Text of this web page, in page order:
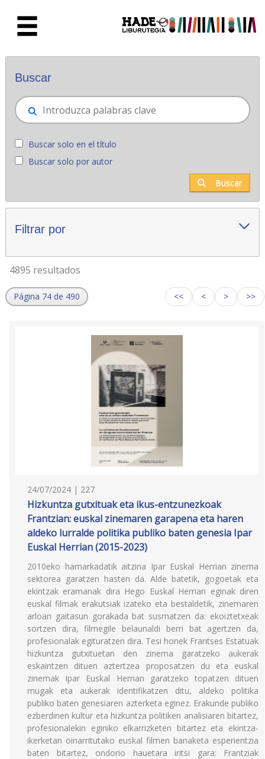
Novedades - Liburutegia
Buscar
Buscar solo en el título
Buscar solo por autor
Buscar
Filtrar por
4895 resultados
Página 74 de 490 << < > >>
24/07/2024 | 227
Hizkuntza gutxituak eta ikus-entzunezkoak
Frantzian: euskal zinemaren garapena eta haren
aldeko lurralde politika publiko baten genesia Ipar
Euskal Herrian (2015-2023)
2010eko hamarkadatik aitzina Ipar Euskal Herrian zinema
sektorea garatzen hasten da. Alde batetik, gogoetak eta
ekintzak eramanak dira Hego Euskal Herrian eginak diren
euskal filmak erakutsiak izateko eta bestaldetik, zinemaren
arloan gaitasun gorakada bat susmatzen da: ekoiztetxeak
sortzen dira, filmegile belaunaldi berri bat agertzen da,
profesionalak egituratzen dira. Tesi honek Frantses Estatuak
hizkuntza gutxituetan den zinema garatzeko aukerak
eskaintzen dituen aztertzea proposatzen du eta euskal
zinemak Ipar Euskal Herrian garatzeko topatzen dituen
mugak eta aukerak identifikatzen ditu, aldeko politika
publiko baten genesiaren azterketa eginez. Erakunde publiko
ezberdinen kultur eta hizkuntza politiken analisiaren bitartez,
profesionalekin eginiko elkarrizketen bitartez eta ekintza-
ikerketan oinarritutako euskal filmen banaketa esperientzia
baten bitartez, ondorio hauetara iritsi gara: Frantziak